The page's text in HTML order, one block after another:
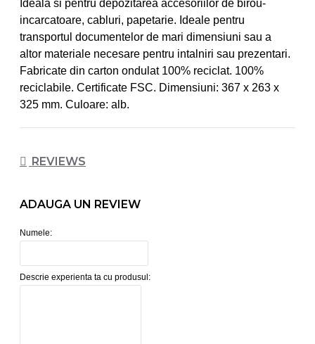
Ideala si pentru depozitarea accesoriilor de birou-
incarcatoare, cabluri, papetarie. Ideale pentru
transportul documentelor de mari dimensiuni sau a
altor materiale necesare pentru intalniri sau prezentari.
Fabricate din carton ondulat 100% reciclat. 100%
reciclabile. Certificate FSC. Dimensiuni: 367 x 263 x
325 mm. Culoare: alb.
REVIEWS
ADAUGA UN REVIEW
Numele:
Descrie experienta ta cu produsul: